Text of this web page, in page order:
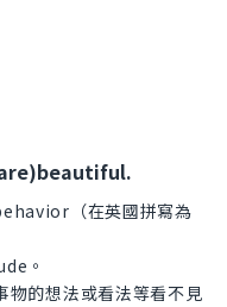
（在英國拼寫為
。
的想法或看法等看不見